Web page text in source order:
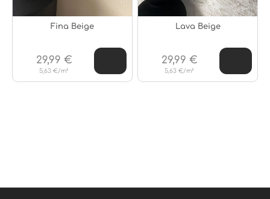
Fina Beige
5,63 €/m²
29,99 €
Lava Beige
5,63 €/m²
29,99 €